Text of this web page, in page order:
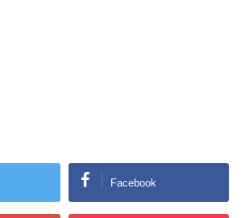
Facebook